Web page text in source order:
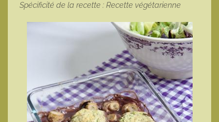
Spécificité de la recette : Recette végétarienne